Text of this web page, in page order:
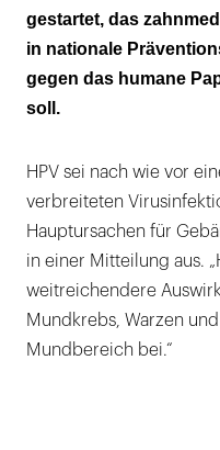
aufzeigen
Häufig sind
zum
gestartet, das
in nationale
gegen das humane
soll.
HPV sei nach wie vor
verbreiteten
Hauptursachen für
in einer Mitteilung aus.
weitreichendere
Mundkrebs, Warzen
Mundbereich bei.“